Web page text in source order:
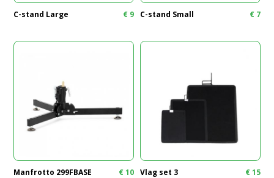
C-stand Large € 9 C-stand Small €7
Manfrotto 299FBASE
€10 Vlag set 3 €15